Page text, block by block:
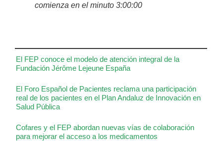
El FEP conoce el modelo de atención integral de la
Fundación Jérôme Lejeune España
El Foro Español de Pacientes reclama una participación
real de los pacientes en el Plan Andaluz de Innovación en
Salud Pública
Cofares y el FEP abordan nuevas vías de colaboración
para mejorar el acceso a los medicamentos
comienza en el minuto 3:00:00